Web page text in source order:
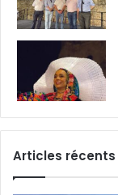
Articles récents